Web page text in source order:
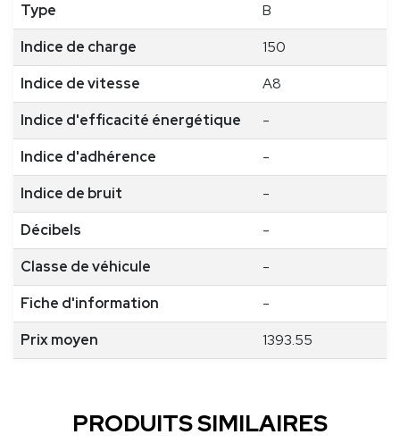
Type
B
Indice de charge
150
Indice de vitesse
A8
Indice d'efficacité énergétique
-
Indice d'adhérence
-
Indice de bruit
-
Décibels
-
Classe de véhicule
-
Fiche d'information
-
Prix moyen
1393.55
PRODUITS SIMILAIRES